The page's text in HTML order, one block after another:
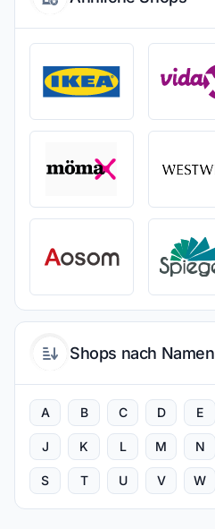
Shops nach Namen
A B C D E
J K L M N
S T U V W